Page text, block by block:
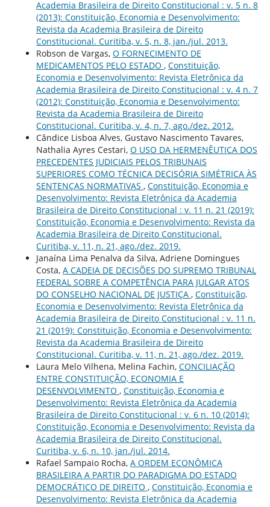
Academia Brasileira de Direito Constitucional : v. 5 n. 8
(2013): Constituição, Economia e Desenvolvimento:
Revista da Academia Brasileira de Direito
Constitucional. Curitiba, v. 5, n. 8, jan./jul. 2013.
Robson de Vargas, O FORNECIMENTO DE
MEDICAMENTOS PELO ESTADO , Constituição,
Economia e Desenvolvimento: Revista Eletrônica da
Academia Brasileira de Direito Constitucional : v. 4 n. 7
(2012): Constituição, Economia e Desenvolvimento:
Revista da Academia Brasileira de Direito
Constitucional. Curitiba, v. 4, n. 7, ago./dez. 2012.
Cândice Lisboa Alves, Gustavo Nascimento Tavares,
Nathalia Ayres Cestari, O USO DA HERMENÊUTICA DOS
PRECEDENTES JUDICIAIS PELOS TRIBUNAIS
SUPERIORES COMO TÉCNICA DECISÓRIA SIMÉTRICA ÀS
SENTENÇAS NORMATIVAS , Constituição, Economia e
Desenvolvimento: Revista Eletrônica da Academia
Brasileira de Direito Constitucional : v. 11 n. 21 (2019):
Constituição, Economia e Desenvolvimento: Revista da
Academia Brasileira de Direito Constitucional.
Curitiba, v. 11, n. 21, ago./dez. 2019.
Janaína Lima Penalva da Silva, Adriene Domingues
Costa, A CADEIA DE DECISÕES DO SUPREMO TRIBUNAL
FEDERAL SOBRE A COMPETÊNCIA PARA JULGAR ATOS
DO CONSELHO NACIONAL DE JUSTIÇA , Constituição,
Economia e Desenvolvimento: Revista Eletrônica da
Academia Brasileira de Direito Constitucional : v. 11 n.
21 (2019): Constituição, Economia e Desenvolvimento:
Revista da Academia Brasileira de Direito
Constitucional. Curitiba, v. 11, n. 21, ago./dez. 2019.
Laura Melo Vilhena, Melina Fachin, CONCILIAÇÃO
ENTRE CONSTITUIÇÃO, ECONOMIA E
DESENVOLVIMENTO , Constituição, Economia e
Desenvolvimento: Revista Eletrônica da Academia
Brasileira de Direito Constitucional : v. 6 n. 10 (2014):
Constituição, Economia e Desenvolvimento: Revista da
Academia Brasileira de Direito Constitucional.
Curitiba, v. 6, n. 10, jan./jul. 2014.
Rafael Sampaio Rocha, A ORDEM ECONÔMICA
BRASILEIRA A PARTIR DO PARADIGMA DO ESTADO
DEMOCRÁTICO DE DIREITO , Constituição, Economia e
Desenvolvimento: Revista Eletrônica da Academia